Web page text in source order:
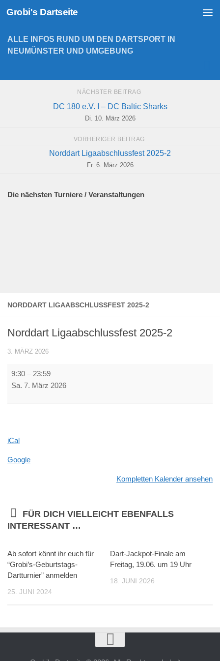
Zum Inhalt springen
Grobi's Dartseite
NORDDART LIGAABSCHLUSSFEST 2025-2
Norddart Ligaabschlussfest 2025-2
3. MÄRZ 2026
Norddart
Ligaabschlussfest
2
9:30 – 23:59
Sa. 7. März 2026
iCal
Google
Kompletten Kalender ansehen
FÜR DICH VIELLEICHT EBENFALLS
INTERESSANT …
Ab sofort könnt ihr euch für
“Grobi’s-Geburtstags-
Dartturnier” anmelden
25. JUNI 2024
Dart-Jackpot-Finale am
Freitag, 19.06. um 19 Uhr
18. JUNI 2026
ALLE INFOS RUND UM DEN DARTSPORT IN
NEUMÜNSTER UND UMGEBUNG
NÄCHSTER BEITRAG
DC 180 e.V. I – DC Baltic Sharks
Di. 10. März 2026
VORHERIGER BEITRAG
Norddart Ligaabschlussfest 2025-2
Fr. 6. März 2026
Die nächsten Turniere / Veranstaltungen